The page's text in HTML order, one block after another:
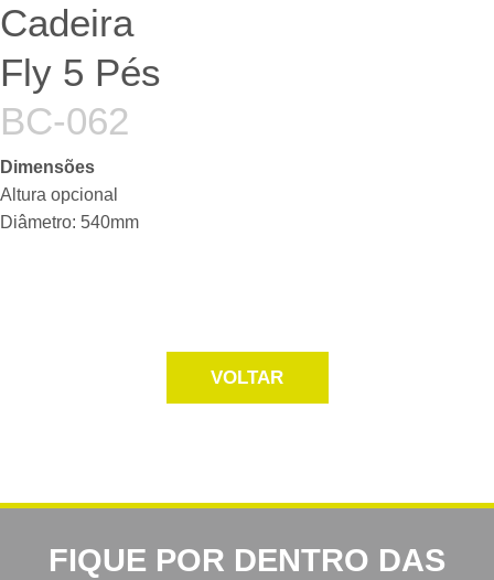
Cadeira
Fly 5 Pés
BC-062
Dimensões
Altura opcional
Diâmetro: 540mm
VOLTAR
FIQUE POR DENTRO DAS